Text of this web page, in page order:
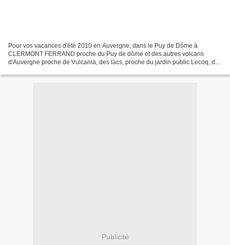
Pour vos vacances d'été 2010 en Auvergne, dans le Puy de Dôme à
CLERMONT FERRAND proche du Puy de dôme et des autres volcans
d'Auvergne proche de Vulcania, des lacs, proche du jardin public Lecoq, du
Publicité